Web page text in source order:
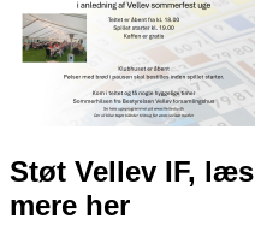
Støt Vellev IF, læs
mere her